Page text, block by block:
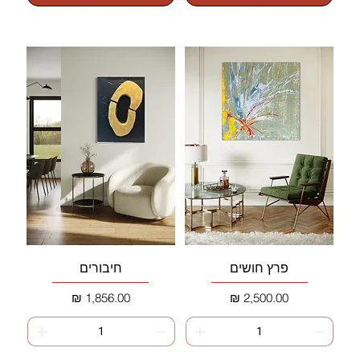
פרץ חושים
מחיר
חיבורים
מחיר‏1,856.00 ‏₪